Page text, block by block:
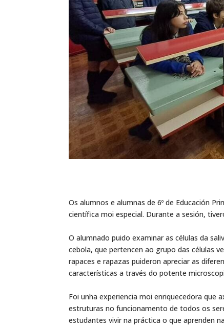
Os alumnos e alumnas de 6º de Educación
científica moi especial. Durante a sesión,
O alumnado puido examinar as células da
cebola, que pertencen ao grupo das células
rapaces e rapazas puideron apreciar as
características a través do potente
Foi unha experiencia moi enriquecedora que
estruturas no funcionamento de todos os
estudantes vivir na práctica o que aprenden